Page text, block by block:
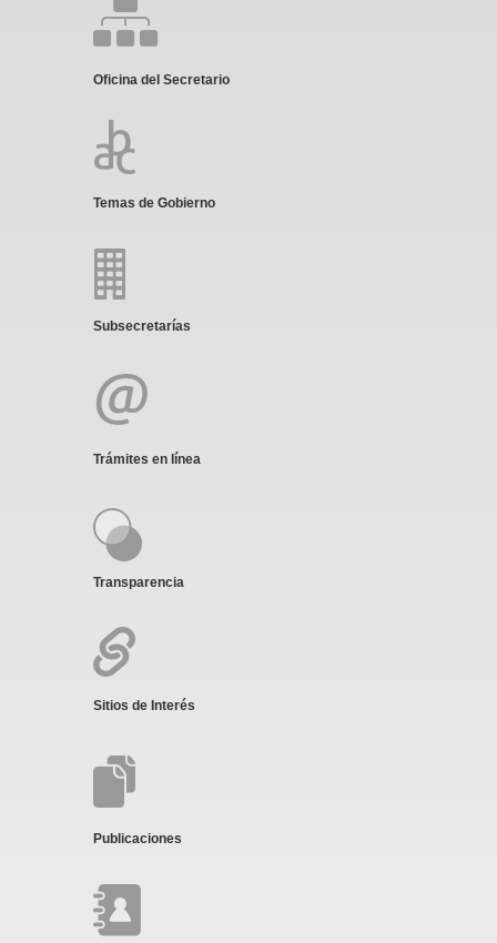
Oficina del Secretario
Temas de Gobierno
Subsecretarías
Trámites en línea
Transparencia
Sitios de Interés
Publicaciones